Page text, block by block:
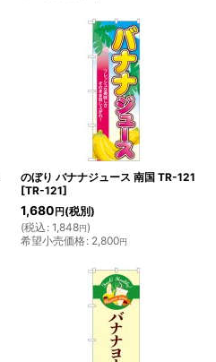
のぼり バナナジュース 南国 TR-121
[TR-121]
1,680 円 (税別)
(税込 : 1,848円)
希望小売価格: 2,800円